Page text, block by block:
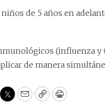
de 5 años en
(influenza y
de manera
Twitter
EmailCopyPrint